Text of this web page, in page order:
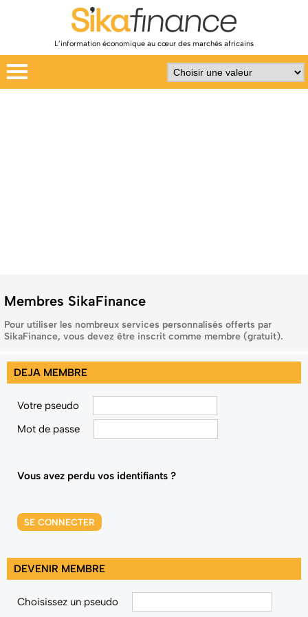
L’information économique au cœur des marchés africains
Membres SikaFinance
Pour utiliser les nombreux services personnalisés offerts par
SikaFinance, vous devez être inscrit comme membre (gratuit).
DEJA MEMBRE
Votre pseudo
Mot de passe
Vous avez perdu vos identifiants ?
SE CONNECTER
DEVENIR MEMBRE
Choisissez un pseudo